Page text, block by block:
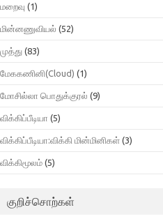
மறைவு (1)
மின்னணுவியல் (52)
முத்து (83)
மேககணினி(Cloud) (1)
மோசில்லா பொதுக்குரல் (9)
விக்கிப்பீடியா (5)
விக்கிப்பீடியா:விக்கி மின்மினிகள் (3)
விக்கிமூலம் (5)
குறிச்சொற்கள்